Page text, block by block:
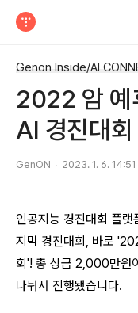
Genon Inside/AI
2022 암 예
AI 경진대
GenON 2023. 1. 6. 14:51
인공지능 경진대회 플
지막 경진대회, 바로
회'! 총 상금 2,000만원
나눠서 진행됐습니다.